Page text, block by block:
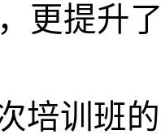
更提升
培训班